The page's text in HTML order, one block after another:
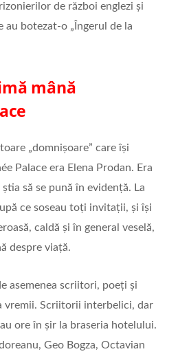
de război englezi și
au botezat-o „Îngerul de la
mână
„domnișoare” care își
Palace era Elena Prodan. Era
să se pună în evidență. La
ce soseau toți invitații, și își
caldă și în general veselă,
despre viață.
asemenea scriitori, poeți și
vremii. Scriitorii interbelici, dar
ore în șir la braseria hotelului.
Geo Bogza, Octavian